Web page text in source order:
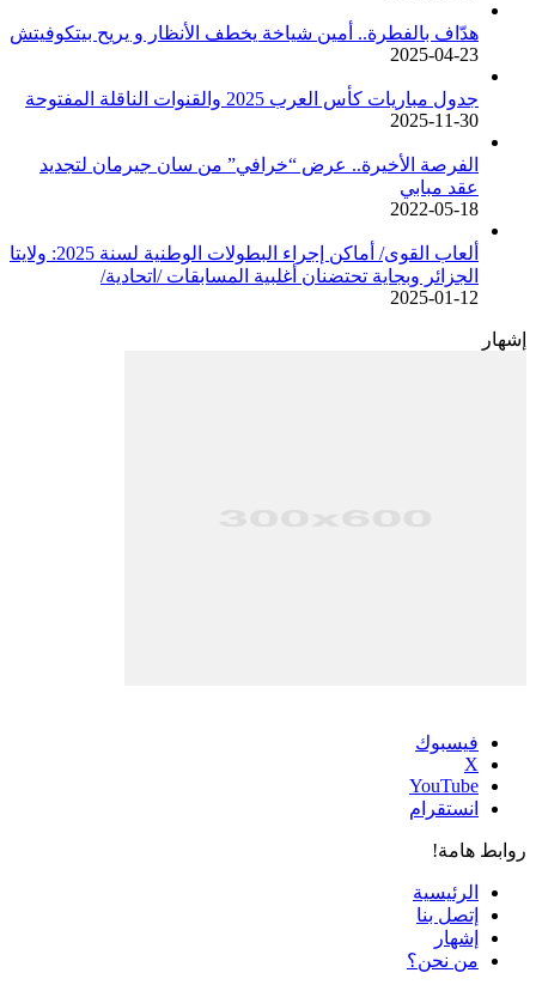
هدّاف بالفطرة.. أمين شياخة يخطف الأنظار و يريح بيتكوفيتش
2025-04-23
جدول مباريات كأس العرب 2025 والقنوات الناقلة المفتوحة
2025-11-30
الفرصة الأخيرة.. عرض “خرافي” من سان جيرمان لتجديد
عقد مبابي
2022-05-18
ألعاب القوى/ أماكن إجراء البطولات الوطنية لسنة 2025: ولايتا
الجزائر وبجاية تحتضنان أغلبية المسابقات /اتحادية/
2025-01-12
إشهار
فيسبوك
‫X
‫YouTube
انستقرام
روابط هامة!
الرئيسية
إتصل بنا
إشهار
من نحن؟